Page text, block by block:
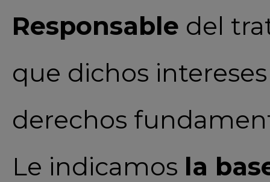
Responsable del
que dichos
derechos
Le indicamos la